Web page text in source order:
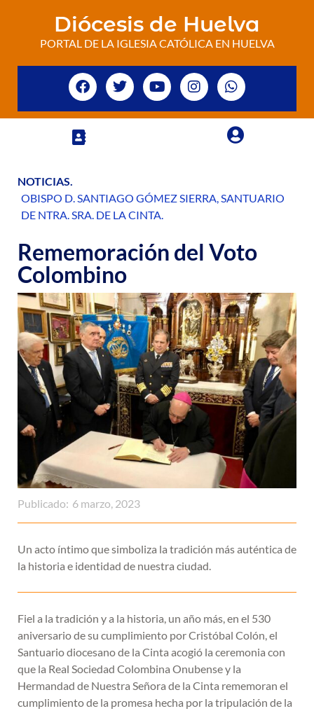
Diócesis de Huelva
PORTAL DE LA IGLESIA CATÓLICA EN HUELVA
NOTICIAS.
OBISPO D. SANTIAGO GÓMEZ SIERRA,SANTUARIO
DE NTRA. SRA. DE LA CINTA.
Rememoración del Voto
Colombino
Publicado: 6 marzo, 2023
Un acto íntimo que simboliza la tradición más auténtica de
la historia e identidad de nuestra ciudad.
Fiel a la tradición y a la historia, un año más, en el 530
aniversario de su cumplimiento por Cristóbal Colón, el
Santuario diocesano de la Cinta acogió la ceremonia con
que la Real Sociedad Colombina Onubense y la
Hermandad de Nuestra Señora de la Cinta rememoran el
cumplimiento de la promesa hecha por la tripulación de la